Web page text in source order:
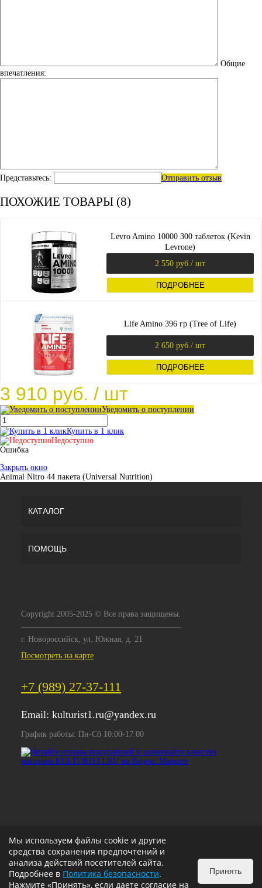
Общие
впечатления:
Представьтесь: Отправить отзыв
ПОХОЖИЕ ТОВАРЫ (8)
Levro Amino 10000 300 таблеток (Kevin
Levrone)
2 550 руб. / шт
ПОДРОБНЕЕ
Life Amino 396 гр (Tree of Life)
2 650 руб. / шт
ПОДРОБНЕЕ
3 910 руб. / шт
Уведомить о поступлении
Купить в 1 клик
Недоступно
Ошибка
Закрыть окно
Animal Nitro 44 пакета (Universal Nutrition)
КАТАЛОГ
ПОМОЩЬ
Copyright 2005-2025 © Все права защищены.
г. Новороссийск, ул. Южная, д. 21
Посмотреть на карте
+7 (989) 27-37-111
Email: kulturist1.ru@yandex.ru
График работы: Пн-Сб 10:00-17:00
Мы используем файлы cookie и другие
средства сохранения предпочтений и
анализа действий посетителей сайта.
Подробнее в Политика безопасности.
Нажмите «Принять», если даете согласие на
Принять